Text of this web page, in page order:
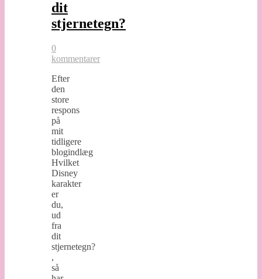
dit
stjernetegn?
0
kommentarer
Efter
den
store
respons
på
mit
tidligere
blogindlæg
Hvilket
Disney
karakter
er
du,
ud
fra
dit
stjernetegn?
,
så